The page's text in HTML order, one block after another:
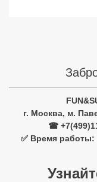
г. Москва, м.
☎
✅ Время работы: